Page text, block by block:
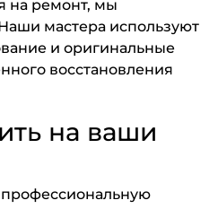
на ремонт, мы
мастера используют
и оригинальные
восстановления
на ваши